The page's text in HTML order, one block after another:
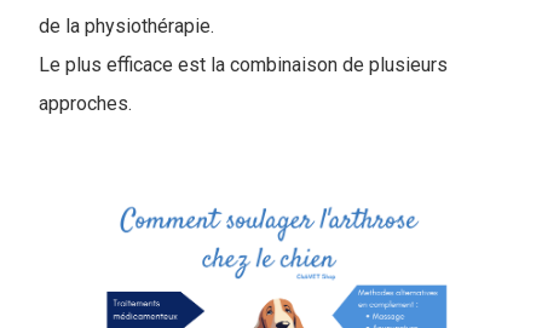
de la physiothérapie.
Le plus efficace est la combinaison de plusieurs
approches.